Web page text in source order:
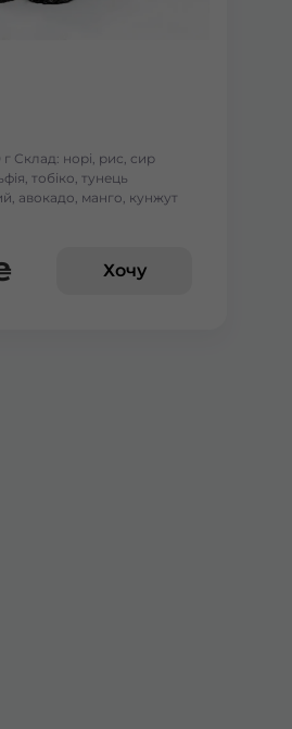
г Склад: норі, рис, сир
тобіко, тунець
авокадо, манго, кунжут
Хочу